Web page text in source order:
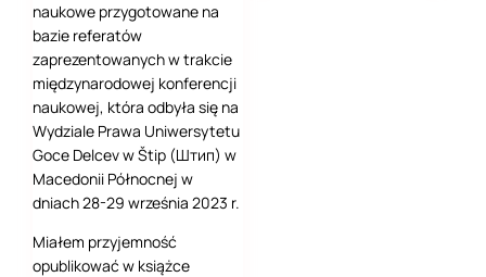
naukowe przygotowane na
bazie referatów
zaprezentowanych w trakcie
międzynarodowej konferencji
naukowej, która odbyła się na
Wydziale Prawa Uniwersytetu
Goce Delcev w Štip (Штип) w
Macedonii Północnej w
dniach 28-29 września 2023 r.
Miałem przyjemność
opublikować w książce